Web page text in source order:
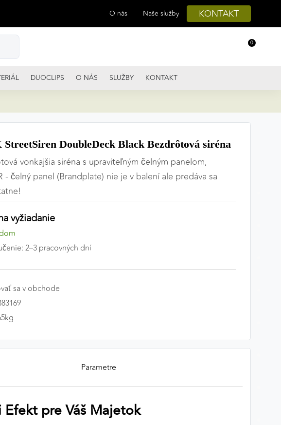
O nás Naše služby KONTAKT
0
DUOCLIPS O NÁS SLUŽBY KONTAKT
DoubleDeck Black Bezdrôtová siréna
vonkajšia siréna s upraviteľným čelným panelom,
- čelný panel (Brandplate) nie je v balení ale predáva sa
vyžiadanie
2–3 pracovných dní
sa v obchode
Parametre
pre Váš Majetok